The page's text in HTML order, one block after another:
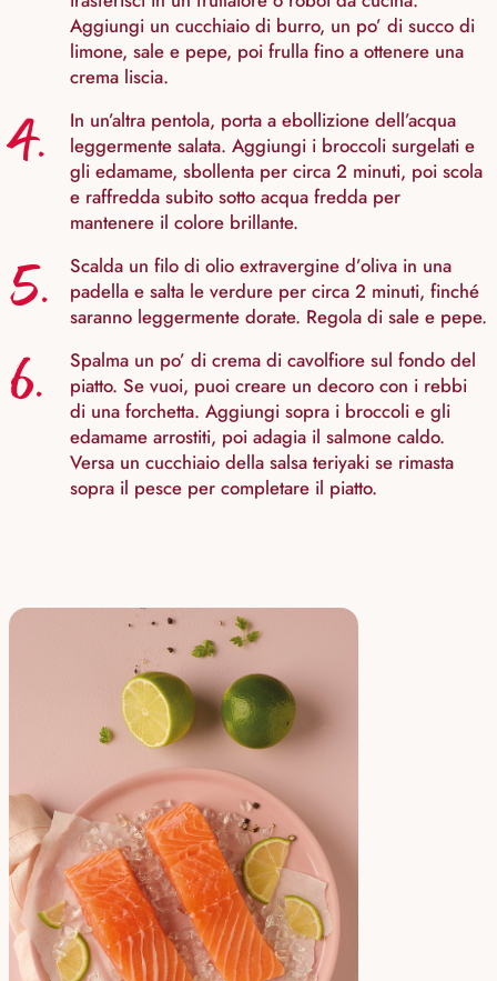
Aggiungi un cucchiaio di burro, un po’ di succo di
limone, sale e pepe, poi frulla fino a ottenere una
crema liscia.
4.
In un’altra pentola, porta a ebollizione dell’acqua
leggermente salata. Aggiungi i broccoli surgelati e
gli edamame, sbollenta per circa 2 minuti, poi scola
e raffredda subito sotto acqua fredda per
mantenere il colore brillante.
5.
Scalda un filo di olio extravergine d’oliva in una
padella e salta le verdure per circa 2 minuti, finché
saranno leggermente dorate. Regola di sale e pepe.
6.
Spalma un po’ di crema di cavolfiore sul fondo del
piatto. Se vuoi, puoi creare un decoro con i rebbi
di una forchetta. Aggiungi sopra i broccoli e gli
edamame arrostiti, poi adagia il salmone caldo.
Versa un cucchiaio della salsa teriyaki se rimasta
sopra il pesce per completare il piatto.